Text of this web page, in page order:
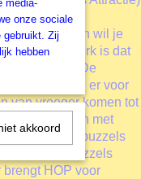
gevormde
stukjes dan wil je
kenmerk is dat
. De
een tijd van er voor
van vroeger komen tot
puzzellijnen met
de 250 XL puzzels
Met deze puzzels
HOP voor
media-
onze sociale
gebruikt. Zij
hebben
akkoord